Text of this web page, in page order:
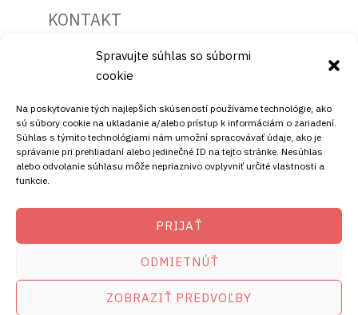
Spravujte súhlas so súbormi
cookie
Na poskytovanie tých najlepších skúseností používame technológie, ako
sú súbory cookie na ukladanie a/alebo prístup k informáciám o zariadení.
Súhlas s týmito technológiami nám umožní spracovávať údaje, ako je
správanie pri prehliadaní alebo jedinečné ID na tejto stránke. Nesúhlas
alebo odvolanie súhlasu môže nepriaznivo ovplyvniť určité vlastnosti a
funkcie.
PRIJAŤ
ODMIETNÚŤ
ZOBRAZIŤ PREDVOĽBY
KONTAKT
+421911072878
+421908072878
ADRESA
Štiavnička 211/49
Copyright © 2026 satelity.ellano.skamikostb.sk